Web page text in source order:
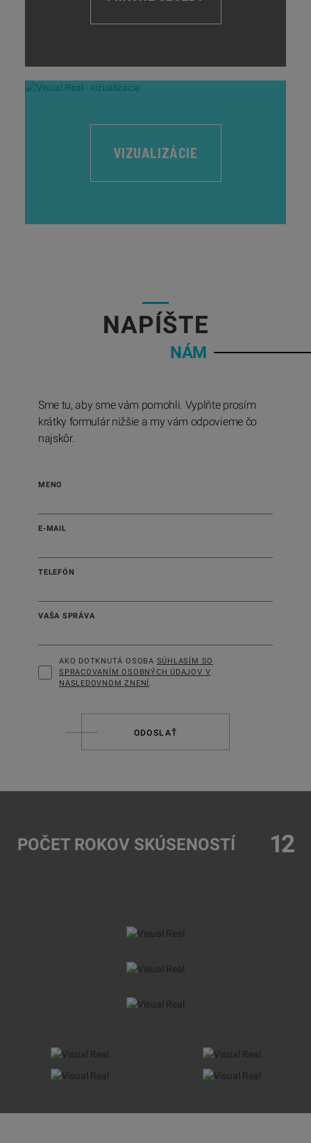
VIZUALIZÁCIE
NAPÍŠTE
NÁM
Sme tu, aby sme vám pomohli. Vyplňte prosím
krátky formulár nižšie a my vám odpovieme čo
najskôr.
MENO
E-MAIL
TELEFÓN
VAŠA SPRÁVA
AKO DOTKNUTÁ OSOBA SÚHLASÍM SO
SPRACOVANÍM OSOBNÝCH ÚDAJOV V
NASLEDOVNOM ZNENÍ .
ODOSLAŤ
POČET ROKOV SKÚSENOSTÍ 12